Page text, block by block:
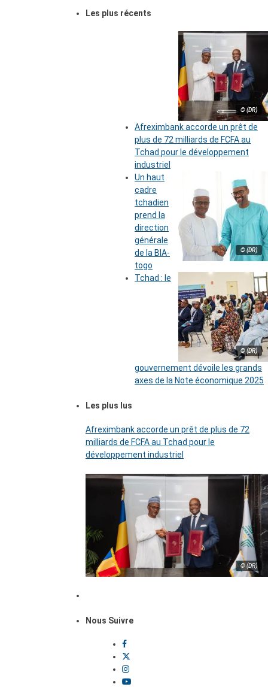
Les plus récents
© (DR)
Afreximbank accorde un prêt de
plus de 72 milliards de FCFA au
Tchad pour le développement
industriel
© (DR)
Un haut
cadre
tchadien
prend la
direction
générale
de la BIA-
togo
© (DR)
Tchad : le
gouvernement dévoile les grands
axes de la Note économique 2025
Les plus lus
Afreximbank accorde un prêt de plus de 72
milliards de FCFA au Tchad pour le
développement industriel
© (DR)
Nous Suivre